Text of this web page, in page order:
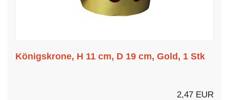
Königskrone, H 11 cm, D 19 cm, Gold, 1 Stk
2,47 EUR